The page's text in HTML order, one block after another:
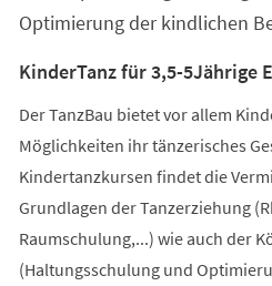
Optimierung der kindlichen
KinderTanz für 3,5-5Jährige
Der TanzBau bietet vor allem
Möglichkeiten ihr tänzerisches
Kindertanzkursen findet die
Grundlagen der Tanzerziehung
Raumschulung,...) wie auch der
(Haltungsschulung und